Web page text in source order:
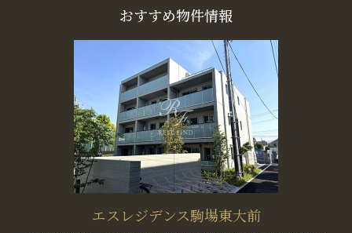
おすすめ物件情報
エスレジデンス駒場東大前